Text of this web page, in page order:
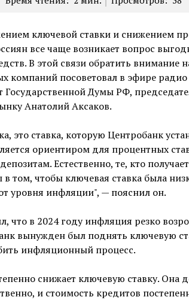
ключевой ставки и снижением
все чаще возникает вопрос
В этой связи обратить внимание
компаний посоветовал в эфире
Государственной Думы РФ,
Анатолий Аксаков.
это ставка, которую Центробанк
ориентиром для процентных
Естественно, те, кто
в том, чтобы ключевая ставка была
уровня инфляции", — пояснил он.
что в 2024 году инфляция резко
вынужден был поднять ключевую
инфляционный процесс.
снижает ключевую ставку. Она
и стоимость кредитов